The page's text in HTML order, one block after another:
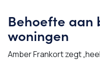
Behoefte aan
woningen
Amber Frankort zegt